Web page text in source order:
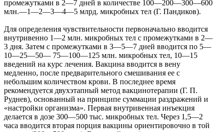
промежутками в 2—7 дней в количестве 100—200—300—600
млн.—1—2—3—4—5 млрд. микробных тел (Г. Пандиков).
Для определения чувствительности первоначально вводится
внутривенно 1—2 млн. микробных тел с промежутками в 2—
3 дня. Затем с промежутками в 3—5—7 дней вводится по 5—
10—25—50— 75—100—125 млн. микробных тел, 10—15
введений на курс лечения. Вакцина вводится в вену
медленно, после предварительного смеши­вания ее с
небольшим количеством крови. В последнее время
рекомендуется двухэтапный метод вакцинотерапии (Г. П.
Руднев), основанный на принципе суммации раздражений и
«настройки организма». Первая внутривенная инъекция
делается в дозе 300—500 тыс. микробных тел. Через 1,5—2
часа вводится вторая порция вакцины ориентировочно в той